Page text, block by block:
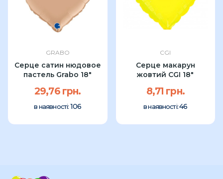
GRABO
Серце сатин нюдовое
пастель Grabo 18″
29,76 грн.
в наявності: 106
CGI
Серце макарун
жовтий CGI 18"
8,71 грн.
в наявності:46